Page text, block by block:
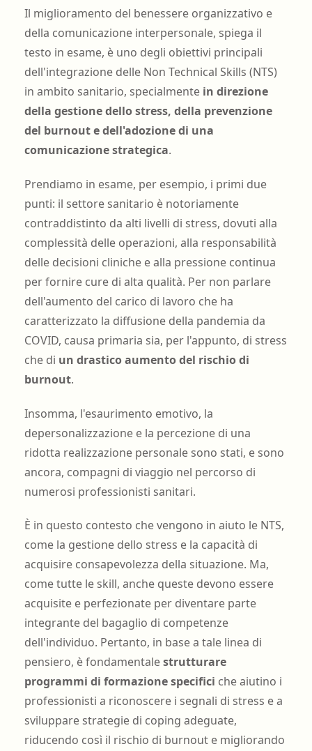
Il miglioramento del benessere organizzativo e
della comunicazione interpersonale, spiega il
testo in esame, è uno degli obiettivi principali
dell'integrazione delle Non Technical Skills (NTS)
in ambito sanitario, specialmente in direzione
della gestione dello stress, della prevenzione
del burnout e dell'adozione di una
comunicazione strategica.
Prendiamo in esame, per esempio, i primi due
punti: il settore sanitario è notoriamente
contraddistinto da alti livelli di stress, dovuti alla
complessità delle operazioni, alla responsabilità
delle decisioni cliniche e alla pressione continua
per fornire cure di alta qualità. Per non parlare
dell'aumento del carico di lavoro che ha
caratterizzato la diffusione della pandemia da
COVID, causa primaria sia, per l'appunto, di stress
che di un drastico aumento del rischio di
burnout.
Insomma, l'esaurimento emotivo, la
depersonalizzazione e la percezione di una
ridotta realizzazione personale sono stati, e sono
ancora, compagni di viaggio nel percorso di
numerosi professionisti sanitari.
È in questo contesto che vengono in aiuto le NTS,
come la gestione dello stress e la capacità di
acquisire consapevolezza della situazione. Ma,
come tutte le skill, anche queste devono essere
acquisite e perfezionate per diventare parte
integrante del bagaglio di competenze
dell'individuo. Pertanto, in base a tale linea di
pensiero, è fondamentalestrutturare
programmi di formazione specifici che aiutino i
professionisti a riconoscere i segnali di stress e a
sviluppare strategie di coping adeguate,
riducendo così il rischio di burnout e migliorando